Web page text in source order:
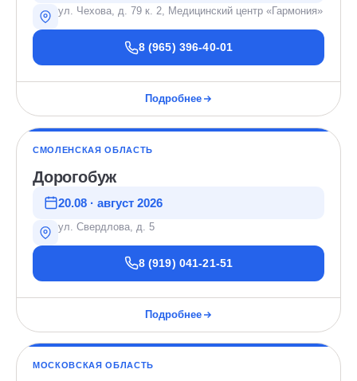
ул. Чехова, д. 79 к. 2, Медицинский центр «Гармония»
8 (965) 396-40-01
Подробнее
СМОЛЕНСКАЯ ОБЛАСТЬ
Дорогобуж
20.08 · август 2026
ул. Свердлова, д. 5
8 (919) 041-21-51
Подробнее
МОСКОВСКАЯ ОБЛАСТЬ